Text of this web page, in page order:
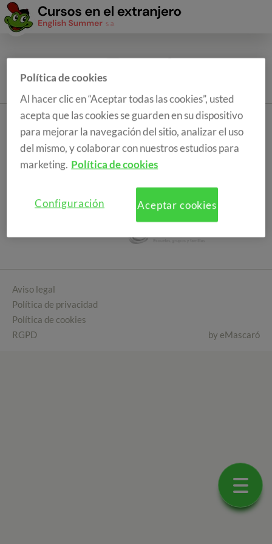
Aviso legal
Política de privacidad
Política de cookies
RGPD
by eMascaró
Política de cookies
Al hacer clic en “Aceptar todas las cookies”, usted
acepta que las cookies se guarden en su dispositivo
para mejorar la navegación del sitio, analizar el uso
del mismo, y colaborar con nuestros estudios para
marketing. Política de cookies
Aceptar cookies
Configuración